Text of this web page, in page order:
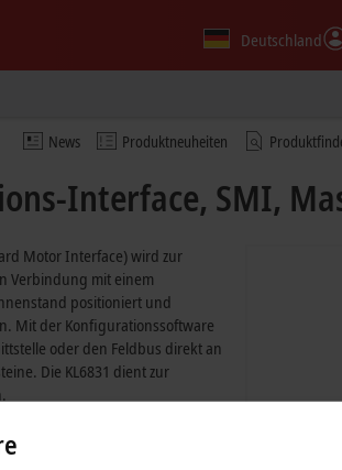
Deutschland
News Produktneuheiten
Interface, SMI,
Motor Interface) wird zur
Verbindung mit einem
positioniert und
Mit der Konfigurationssoftware
oder den Feldbus direkt an
Die KL6831 dient zur